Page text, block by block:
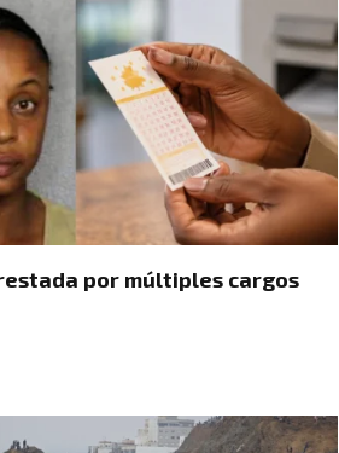
por múltiples cargos